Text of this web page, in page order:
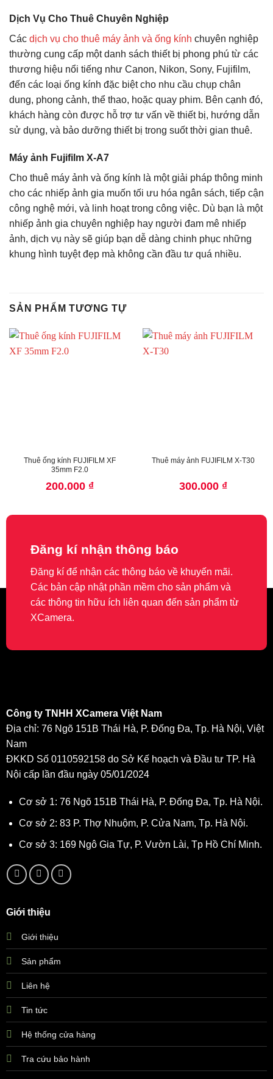
Dịch Vụ Cho Thuê Chuyên Nghiệp
Các dịch vụ cho thuê máy ảnh và ống kính chuyên nghiệp
thường cung cấp một danh sách thiết bị phong phú từ các
thương hiệu nổi tiếng như Canon, Nikon, Sony, Fujifilm,
đến các loại ống kính đặc biệt cho nhu cầu chụp chân
dung, phong cảnh, thể thao, hoặc quay phim. Bên cạnh đó,
khách hàng còn được hỗ trợ tư vấn về thiết bị, hướng dẫn
sử dụng, và bảo dưỡng thiết bị trong suốt thời gian thuê.
Máy ảnh Fujifilm X-A7
Cho thuê máy ảnh và ống kính là một giải pháp thông minh
cho các nhiếp ảnh gia muốn tối ưu hóa ngân sách, tiếp cận
công nghệ mới, và linh hoạt trong công việc. Dù bạn là một
nhiếp ảnh gia chuyên nghiệp hay người đam mê nhiếp
ảnh, dịch vụ này sẽ giúp bạn dễ dàng chinh phục những
khung hình tuyệt đẹp mà không cần đầu tư quá nhiều.
SẢN PHẨM TƯƠNG TỰ
Thuê ống kính FUJIFILM XF
35mm F2.0
200.000 ₫
Thuê máy ảnh FUJIFILM X-T30
300.000 ₫
Đăng kí nhận thông báo
Đăng kí để nhận các thông báo về khuyến mãi.
Các bản cập nhật phần mềm cho sản phẩm và
các thông tin hữu ích liên quan đến sản phẩm từ
XCamera.
Công ty TNHH XCamera Việt Nam
Địa chỉ: 76 Ngõ 151B Thái Hà, P. Đống Đa, Tp. Hà Nội, Việt
Nam
ĐKKD Số 0110592158 do Sở Kế hoạch và Đầu tư TP. Hà
Nội cấp lần đầu ngày 05/01/2024
Cơ sở 1: 76 Ngõ 151B Thái Hà, P. Đống Đa, Tp. Hà Nội.
Cơ sở 2: 83 P. Thợ Nhuộm, P. Cửa Nam, Tp. Hà Nội.
Cơ sở 3: 169 Ngô Gia Tự, P. Vườn Lài, Tp Hồ Chí Minh.
Giới thiệu
Giới thiệu
Sản phẩm
Liên hệ
Tin tức
Hệ thống cửa hàng
Tra cứu bảo hành